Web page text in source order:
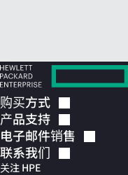
购买方式
产品支持
电子邮件销售
联系我们
关注 HPE